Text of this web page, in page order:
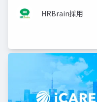
HRBrain採用